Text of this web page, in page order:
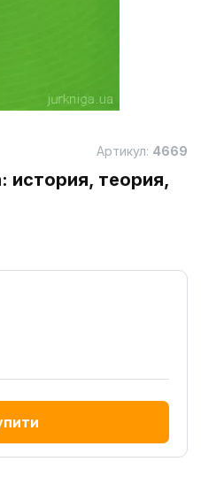
история, теория,
Артикул: 4669